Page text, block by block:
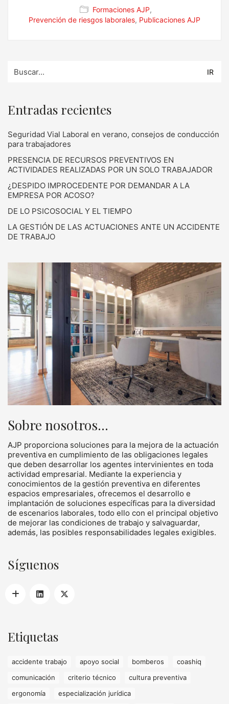
Formaciones AJP,
Prevención de riesgos laborales, Publicaciones AJP
por:
Entradas recientes
Seguridad Vial Laboral en verano, consejos de conducción
para trabajadores
PRESENCIA DE RECURSOS PREVENTIVOS EN
ACTIVIDADES REALIZADAS POR UN SOLO TRABAJADOR
¿DESPIDO IMPROCEDENTE POR DEMANDAR A LA
EMPRESA POR ACOSO?
DE LO PSICOSOCIAL Y EL TIEMPO
LA GESTIÓN DE LAS ACTUACIONES ANTE UN ACCIDENTE
DE TRABAJO
Sobre nosotros...
AJP proporciona soluciones para la mejora de la actuación
preventiva en cumplimiento de las obligaciones legales
que deben desarrollar los agentes intervinientes en toda
actividad empresarial. Mediante la experiencia y
conocimientos de la gestión preventiva en diferentes
espacios empresariales, ofrecemos el desarrollo e
implantación de soluciones específicas para la diversidad
de escenarios laborales, todo ello con el principal objetivo
de mejorar las condiciones de trabajo y salvaguardar,
además, las posibles responsabilidades legales exigibles.
Síguenos
Etiquetas
accidente trabajo apoyo social bomberos
coashiq
comunicación
criterio técnico
cultura preventiva
ergonomía
especialización jurídica